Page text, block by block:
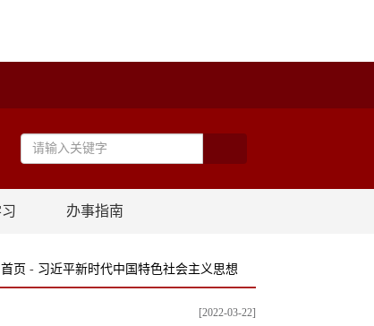
办事指南
首页 - 习近平新时代中国特色社会主义思想
[2022-03-22]